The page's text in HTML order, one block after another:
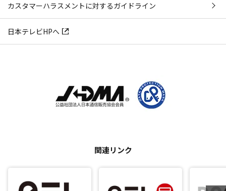
カスタマーハラスメントに対するガイドライン
日本テレビHPへ
関連リンク